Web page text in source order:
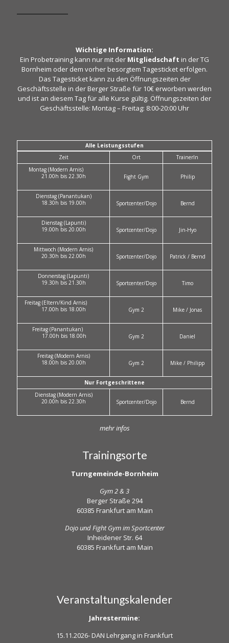
Wichtige Information:
Ein Probetraining kann nur mit der Mitgliedschaft in der TG
Bornheim oder dem vorher besorgtem Tagesticket erfolgen.
Das Tagesticket kann zu den Öffnungszeiten der
Geschäftsstelle in der Berger Straße für 10€ erworben werden
und ist an diesem Tag für alle Kurse gültig. Öffnungszeiten der
Geschäftsstelle: Montag – Freitag: 8:00-20:00 Uhr
Alle Leistungsstufen
Zeit
Ort
TrainerIn
Montag (Modern Arnis)
21.00h bis 22.30h
Fight Gym Philip
Dienstag (Panantukan)
18.30h bis 19.00h
Sportcenter/Dojo Bernd
Dienstag (Lapunti)
19.00h bis 20.00h
Sportcenter/Dojo Jin-Hyo
Mittwoch (Modern Arnis)
20.30h bis 22.00h
Sportcenter/Dojo Patrick / Bernd
Donnerstag (Lapunti)
19.30h bis 21.30h
Sportcenter/Dojo Timo
Freitag (Eltern/Kind Arnis)
17.00h bis 18.00h
Gym 2 Mike / Jonas
Freitag (Panantukan)
17.00h bis 18.00h
Gym 2 Daniel
Freitag (Modern Arnis)
18.00h bis 20.00h
Gym 2 Mike / Philipp
Nur Fortgeschrittene
Dienstag (Modern Arnis)
20.00h bis 22.30h
Sportcenter/Dojo Bernd
mehr infos
Trainingsorte
Turngemeinde-Bornheim
Gym 2 & 3
Berger Straße 294
60385 Frankfurt am Main
Dojo und Fight Gym im Sportcenter
Inheidener Str. 64
60385 Frankfurt am Main
Veranstaltungskalender
Jahrestermine:
15.11.2026- DAN Lehrgang in Frankfurt